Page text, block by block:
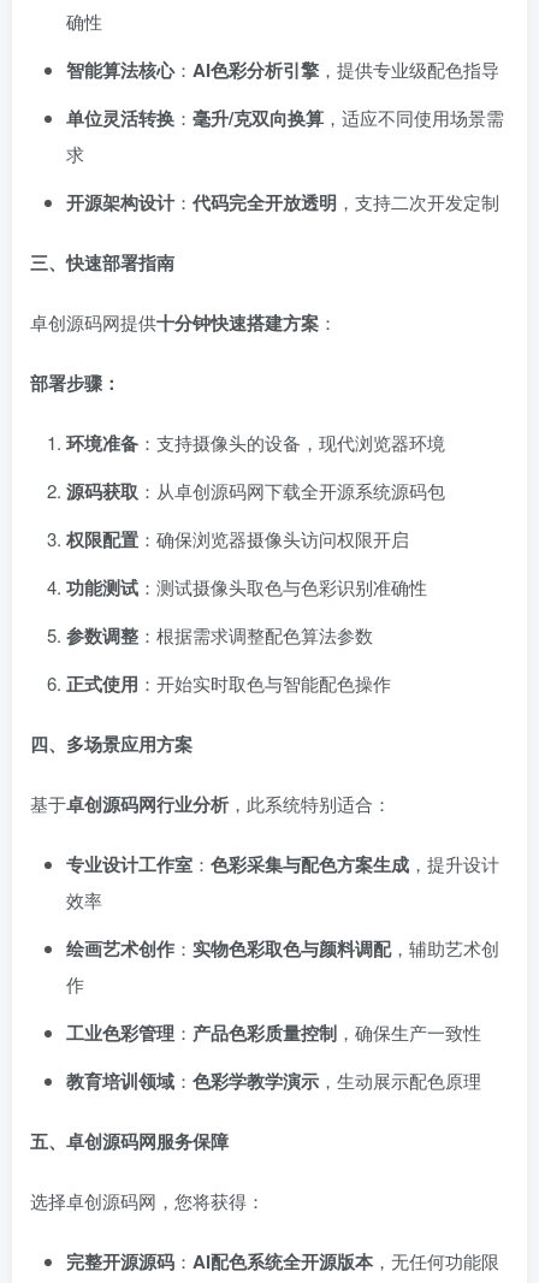
确性
智能算法核心： AI色彩分析引擎 ，提供专业级配色指导
单位灵活转换 ： 毫升/克双向换算 ，适应不同使用场景需
求
开源架构设计： 代码完全开放透明 ，支持二次开发定制
三、快速部署指南
卓创源码网提供十分钟快速搭建方案 ：
部署步骤：
环境准备 ：支持摄像头的设备，现代浏览器环境
源码获取 ：从卓创源码网下载全开源系统源码包
权限配置 ：确保浏览器摄像头访问权限开启
功能测试 ：测试摄像头取色与色彩识别准确性
参数调整 ：根据需求调整配色算法参数
正式使用 ：开始实时取色与智能配色操作
四、多场景应用方案
基于卓创源码网行业分析 ，此系统特别适合：
专业设计工作室 ： 色彩采集与配色方案生成 ，提升设计
效率
绘画艺术创作 ： 实物色彩取色与颜料调配，辅助艺术创
作
工业色彩管理 ： 产品色彩质量控制 ，确保生产一致性
教育培训领域 ： 色彩学教学演示 ，生动展示配色原理
五、卓创源码网服务保障
选择卓创源码网，您将获得：
完整开源源码 ： AI配色系统全开源版本，无任何功能限